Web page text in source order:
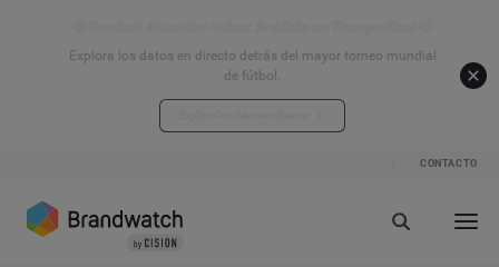
Explora los datos en directo detrás del mayor torneo mundial
de fútbol.
CONTACTO